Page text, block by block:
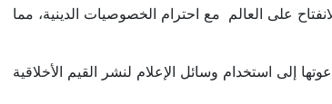
على العالم مع احترام الخصوصيات الدينية، مما
إلى استخدام وسائل الإعلام لنشر القيم الأخلاقية